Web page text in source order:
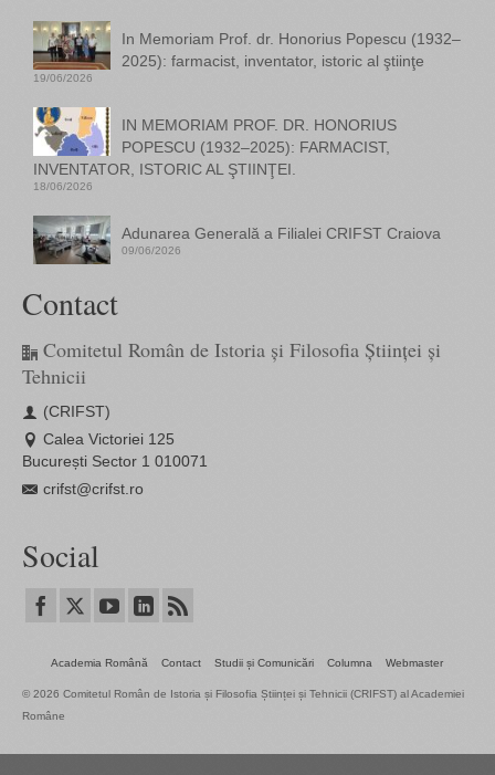
In Memoriam Prof. dr. Honorius Popescu (1932–
2025): farmacist, inventator, istoric al ştiinţe
19/06/2026
IN MEMORIAM PROF. DR. HONORIUS
POPESCU (1932–2025): FARMACIST,
INVENTATOR, ISTORIC AL ŞTIINŢEI.
18/06/2026
Adunarea Generală a Filialei CRIFST Craiova
09/06/2026
Contact
Comitetul Român de Istoria și Filosofia Științei și
Tehnicii
(CRIFST)
Calea Victoriei 125
București Sector 1 010071
crifst@crifst.ro
Social
Academia Română Contact Studii și Comunicări Columna Webmaster
© 2026 Comitetul Român de Istoria și Filosofia Științei și Tehnicii (CRIFST) al Academiei
Române